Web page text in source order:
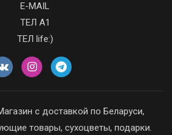
E-MAIL
ТЕЛ А1
ТЕЛ life:)
с доставкой по Беларуси,
товары, сухоцветы, подарки.